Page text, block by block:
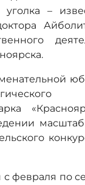
уголка –
с февраля по